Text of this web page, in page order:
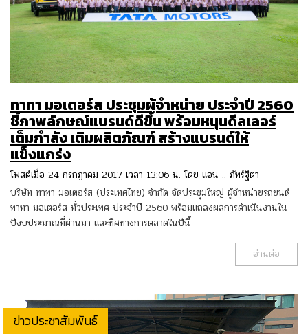
ทาทา มอเตอร์ส ประชุมผู้จำหน่าย ประจำปี 2560
ชี้ภาพลักษณ์แบรนด์ดีขึ้น พร้อมหนุนดีลเลอร์
เต็มกำลัง เติมผลิตภัณฑ์ สร้างแบรนด์ให้
แข็งแกร่ง
โพสต์เมื่อ 24 กรกฎาคม 2017 เวลา 13:06 น. โดย แอน .. ภัทร์ฐิตา
บริษัท ทาทา มอเตอร์ส (ประเทศไทย) จำกัด จัดประชุมใหญ่ ผู้จำหน่ายรถยนต์
ทาทา มอเตอร์ส ทั่วประเทศ ประจำปี 2560 พร้อมแถลงผลการดำเนินงานใน
ปีงบประมาณที่ผ่านมา และทิศทางการตลาดในปีนี้
อ่านต่อ
ข่าวประชาสัมพันธ์